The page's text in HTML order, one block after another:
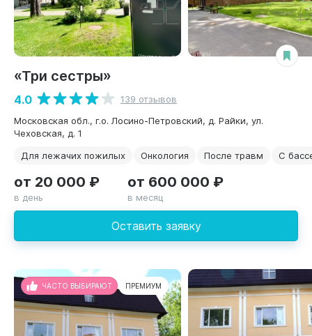
«Три сестры»
4.0
139 отзывов
Московская обл., г.о. Лосино-Петровский, д. Райки, ул.
Чеховская, д. 1
Для лежачих пожилых
Онкология После травм С
Оставить заявку
от 20 000 ₽
в день
от 600 000 ₽
в месяц
ЧАСТО ВЫБИРАЮТ ПРЕМИУМ